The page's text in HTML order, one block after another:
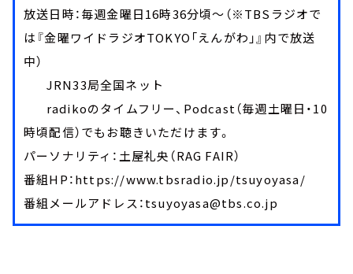
放送日時：毎週金曜日16時36分頃～（※TBSラジオで
は『金曜ワイドラジオTOKYO「えんがわ」』内で放送
中）
JRN33局全国ネット
radikoのタイムフリー、Podcast（毎週土曜日・10
時頃配信）でもお聴きいただけます。
パーソナリティ：土屋礼央（RAG FAIR）
番組HP：https://www.tbsradio.jp/tsuyoyasa/
番組メールアドレス：tsuyoyasa@tbs.co.jp